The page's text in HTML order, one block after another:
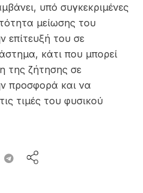
υπό συγκεκριμένες
μείωσης του
επίτευξή του σε
κάτι που μπορεί
της ζήτησης σε
προσφορά και να
τιμές του φυσικού